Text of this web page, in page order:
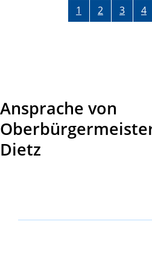
1 2 3 4
Ansprache von
Dietz